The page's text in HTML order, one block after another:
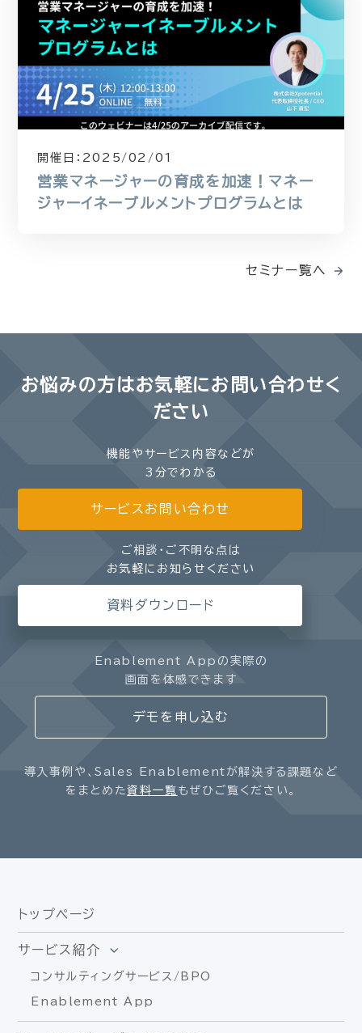
開催日： 2025/02/01
営業マネージャーの育成を加速！マネー
ジャーイネーブルメントプログラムとは
セミナー覧へ
お悩みの方はお気軽にお問い合わせく
ださい
機能やサービス内容などが
3分でわかる
サービスお問い合わせ
ご相談・ご不明な点は
お気軽にお知らせください
資料ダウンロード
Enablement Appの実際の
画面を体感できます
デモを申し込む
導入事例や、Sales Enablementが解決する課題など
をまとめた資料一覧 もぜひご覧ください。
トップページ
サービス紹介
コンサルティングサービス/BPO
Enablement App